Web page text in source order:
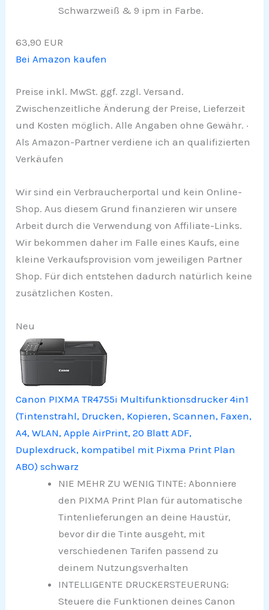
Schwarzweiß & 9 ipm in Farbe.
63,90 EUR
Bei Amazon kaufen
Preise inkl. MwSt. ggf. zzgl. Versand.
Zwischenzeitliche Änderung der Preise, Lieferzeit
und Kosten möglich. Alle Angaben ohne Gewähr. ·
Als Amazon-Partner verdiene ich an qualifizierten
Verkäufen
Wir sind ein Verbraucherportal und kein Online-
Shop. Aus diesem Grund finanzieren wir unsere
Arbeit durch die Verwendung von Affiliate-Links.
Wir bekommen daher im Falle eines Kaufs, eine
kleine Verkaufsprovision vom jeweiligen Partner
Shop. Für dich entstehen dadurch natürlich keine
zusätzlichen Kosten.
Neu
Canon PIXMA TR4755i Multifunktionsdrucker 4in1
(Tintenstrahl, Drucken, Kopieren, Scannen, Faxen,
A4, WLAN, Apple AirPrint, 20 Blatt ADF,
Duplexdruck, kompatibel mit Pixma Print Plan
ABO) schwarz
NIE MEHR ZU WENIG TINTE: Abonniere
den PIXMA Print Plan für automatische
Tintenlieferungen an deine Haustür,
bevor dir die Tinte ausgeht, mit
verschiedenen Tarifen passend zu
deinem Nutzungsverhalten
INTELLIGENTE DRUCKERSTEUERUNG:
Steuere die Funktionen deines Canon